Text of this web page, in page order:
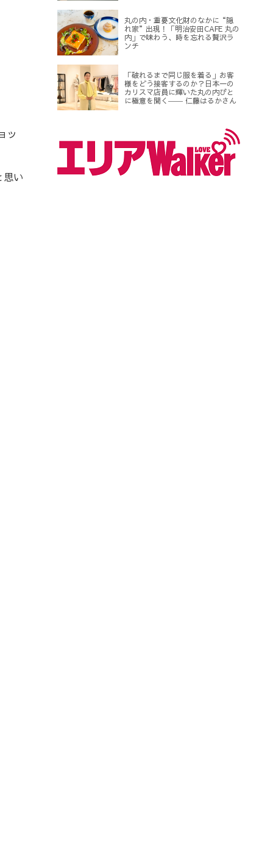
ッ
い
丸の内・重要文化財のなかに“隠
れ家”出現！「明治安田CAFE 丸の
内」で味わう、時を忘れる贅沢ラ
ンチ
「破れるまで同じ服を着る」お客
様をどう接客するのか？日本一の
カリスマ店員に輝いた丸の内びと
に極意を聞く―― 仁藤はるかさん